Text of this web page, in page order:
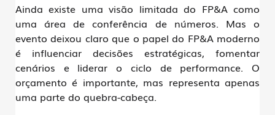
Ainda existe uma visão limitada do FP&A como
uma área de conferência de números. Mas o
evento deixou claro que o papel do FP&A moderno
é influenciar decisões estratégicas, fomentar
cenários e liderar o ciclo de performance. O
orçamento é importante, mas representa apenas
uma parte do quebra-cabeça.